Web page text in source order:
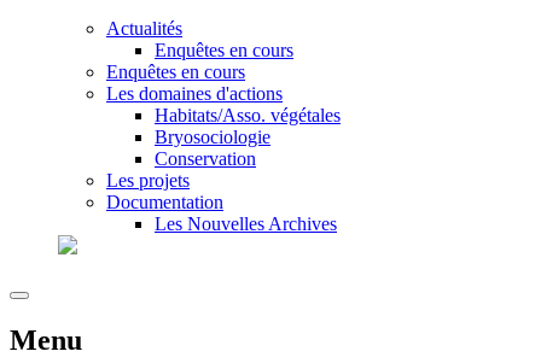
Actualités
Enquêtes en cours
Enquêtes en cours
Les domaines d'actions
Habitats/Asso. végétales
Bryosociologie
Conservation
Les projets
Documentation
Les Nouvelles Archives
Menu